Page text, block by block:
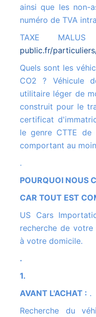
ainsi que les non-
numéro de TVA
TAXE
public.fr/
Quels sont les véhicules concernés par le malus
CO2 ? Véhicule
utilitaire léger de
construit pour le
certificat
le genre CTTE de
comportant au
.
POURQUOI NOUS
CAR TOUT EST
US Cars Importation est transparent pour la
recherche de
à votre domicile.
.
1.
AVANT L'ACHAT : .
Recherche du véhicule en fonction de vos